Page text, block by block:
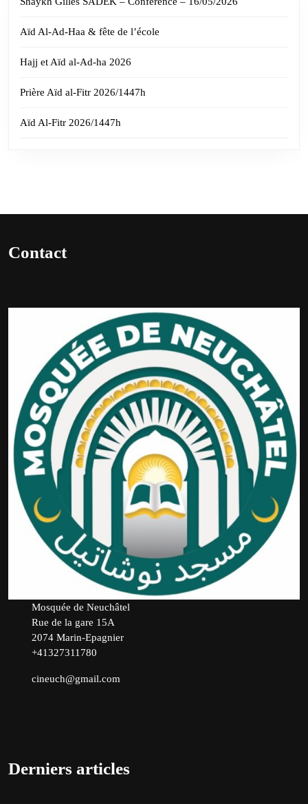
Aïd Al-Ad-Haa & fête de l’école
Hajj et Aïd al-Ad-ha 2026
Prière Aïd al-Fitr 2026/1447h
Aïd Al-Fitr 2026/1447h
Contact
Mosquée de Neuchâtel
Rue de la gare 15A
2074 Marin-Epagnier
+41327311780
cineuch@gmail.com
Derniers articles